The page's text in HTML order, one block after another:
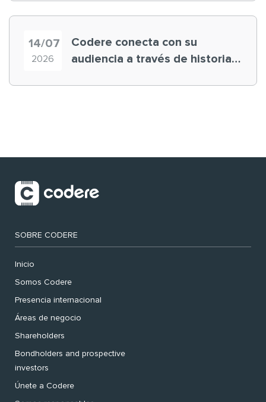
14/07
2026
Codere conecta con su
audiencia a través de historias
SOBRE CODERE
Inicio
Somos Codere
Presencia internacional
Áreas de negocio
Shareholders
Bondholders and prospective
investors
Únete a Codere